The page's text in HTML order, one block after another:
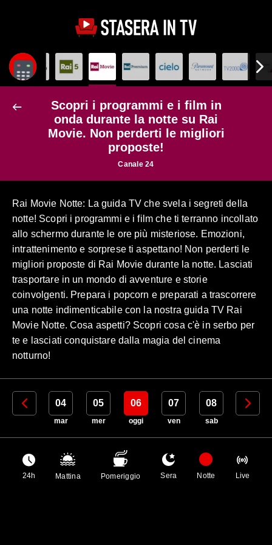
Scopri i programmi e i film in
onda durante la notte su Rai
Movie. Non perderti le migliori
proposte!
Canale 24
Rai Movie Notte: La guida TV che svela i segreti della
notte! Scopri i programmi e i film che ti terranno incollato
allo schermo durante le ore più misteriose. Emozioni,
intrattenimento e sorprese ti aspettano! Non perderti le
migliori proposte di Rai Movie durante la notte. Lasciati
trasportare in un mondo di avventure e storie
coinvolgenti. Prepara i popcorn e preparati a trascorrere
una notte indimenticabile con la nostra guida TV Rai
Movie Notte. Cosa aspetti? Scopri cosa c'è in serbo per
te e lasciati conquistare dalla magia del cinema
notturno!
03 04
mar
05
mer
06
oggi
07
ven
08
sab
09
24h Mattina Pomeriggio Sera Notte Live